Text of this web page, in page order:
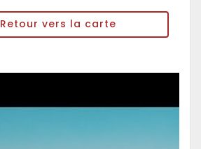
Retour vers la carte